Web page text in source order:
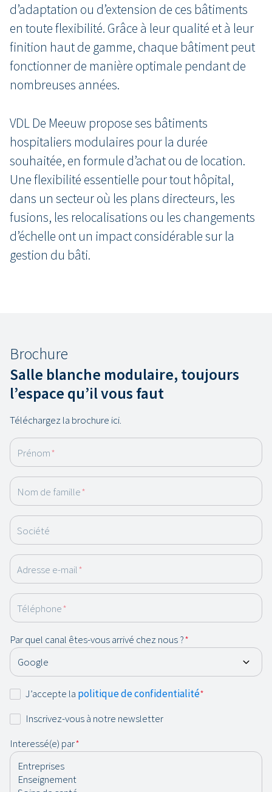
d’adaptation ou d’extension de ces bâtiments
en toute flexibilité. Grâce à leur qualité et à leur
finition haut de gamme, chaque bâtiment peut
fonctionner de manière optimale pendant de
nombreuses années.
VDL De Meeuw propose ses bâtiments
hospitaliers modulaires pour la durée
souhaitée, en formule d’achat ou de location.
Une flexibilité essentielle pour tout hôpital,
dans un secteur où les plans directeurs, les
fusions, les relocalisations ou les changements
d’échelle ont un impact considérable sur la
gestion du bâti.
Brochure
Salle blanche modulaire, toujours
l’espace qu’il vous faut
Téléchargez la brochure ici.
Prénom*
Nom de famille*
Société
Adresse e-mail*
Téléphone*
Par quel canal êtes-vous arrivé chez nous ?*
Consentement
J’accepte la politique de confidentialité*
Newsletter
Inscrivez-vous à notre newsletter
Interessé(e) par*